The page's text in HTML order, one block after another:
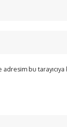
bu